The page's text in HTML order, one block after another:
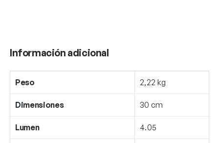
Información adicional
Peso 2,22 kg
Dimensiones 30 cm
Lumen 4.05